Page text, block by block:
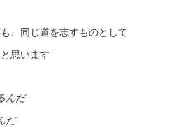
、同じ道を志すものとして
思います
んだ
だ